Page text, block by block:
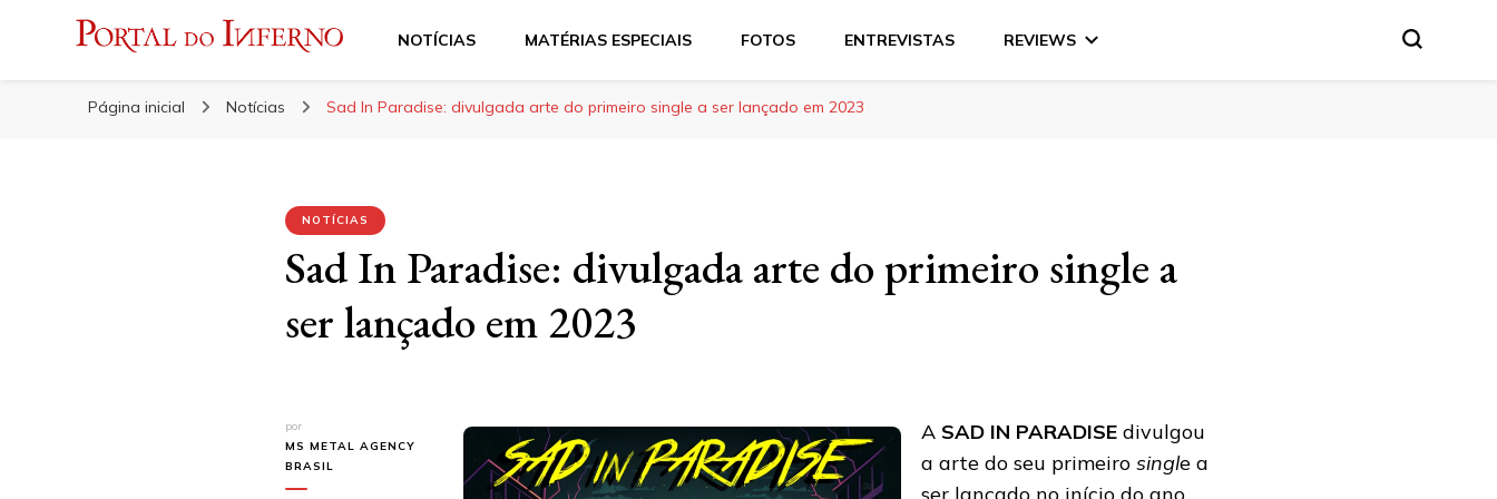
Portal do Inferno
NOTÍCIAS MATÉRIAS ESPECIAIS FOTOS ENTREVISTAS REVIEWS
Página inicial Notícias Sad In Paradise: divulgada arte do primeiro single a ser lançado em 2023
NOTÍCIAS
Sad In Paradise: divulgada arte do primeiro single a
ser lançado em 2023
por
MS METAL AGENCY
BRASIL
A SAD IN PARADISE divulgou
a arte do seu primeiro single a